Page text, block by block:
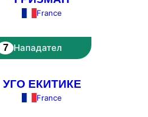
France
7 Нападател
УГО ЕКИТИКЕ
France